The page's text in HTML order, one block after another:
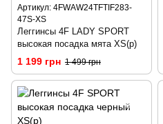
Артикул: 4FWAW24TFTIF283-
47S-XS
Леггинсы 4F LADY SPORT
высокая посадка мята XS(р)
1 199 грн 1 499 грн